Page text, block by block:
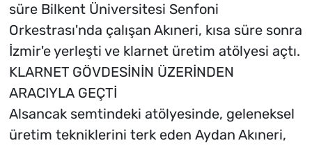
süre Bilkent Üniversitesi Senfoni
Orkestrası'nda çalışan Akıneri, kısa süre sonra
İzmir'e yerleşti ve klarnet üretim atölyesi açtı.
KLARNET GÖVDESİNİN ÜZERİNDEN
ARACIYLA GEÇTİ
Alsancak semtindeki atölyesinde, geleneksel
üretim tekniklerini terk eden Aydan Akıneri,